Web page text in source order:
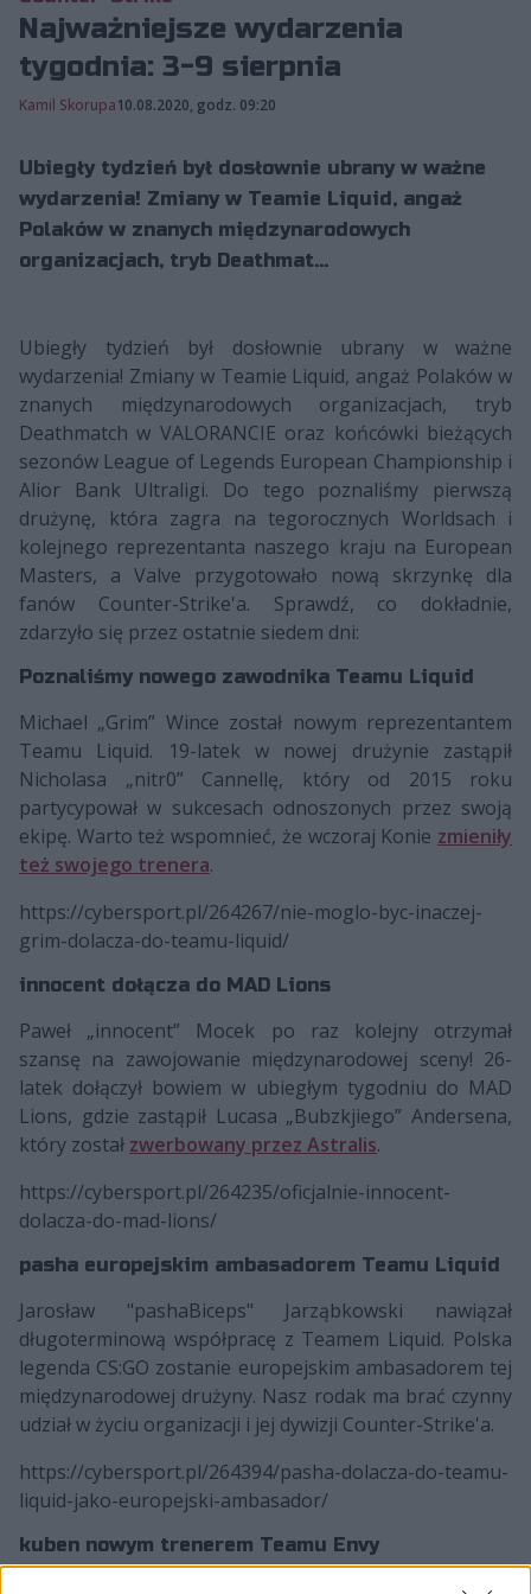
Najważniejsze wydarzenia
tygodnia: 3-9 sierpnia
Kamil Skorupa10.08.2020, godz. 09:20
Ubiegły tydzień był dosłownie ubrany w ważne
wydarzenia! Zmiany w Teamie Liquid, angaż
Polaków w znanych międzynarodowych
organizacjach, tryb Deathmat...
Ubiegły tydzień był dosłownie ubrany w ważne
wydarzenia! Zmiany w Teamie Liquid, angaż Polaków w
znanych międzynarodowych organizacjach, tryb
Deathmatch w VALORANCIE oraz końcówki bieżących
sezonów League of Legends European Championship i
Alior Bank Ultraligi. Do tego poznaliśmy pierwszą
drużynę, która zagra na tegorocznych Worldsach i
kolejnego reprezentanta naszego kraju na European
Masters, a Valve przygotowało nową skrzynkę dla
fanów Counter-Strike'a. Sprawdź, co dokładnie,
zdarzyło się przez ostatnie siedem dni:
Poznaliśmy nowego zawodnika Teamu Liquid
Michael „⁠Grim⁠” Wince został nowym reprezentantem
Teamu Liquid. 19-latek w nowej drużynie zastąpił
Nicholasa „nitr0” Cannellę, który od 2015 roku
partycypował w sukcesach odnoszonych przez swoją
ekipę. Warto też wspomnieć, że wczoraj Konie zmieniły
też swojego trenera.
https://cybersport.pl/264267/nie-moglo-byc-inaczej-
grim-dolacza-do-teamu-liquid/
innocent dołącza do MAD Lions
Paweł „innocent” Mocek po raz kolejny otrzymał
szansę na zawojowanie międzynarodowej sceny! 26-
latek dołączył bowiem w ubiegłym tygodniu do MAD
Lions, gdzie zastąpił Lucasa „Bubzkjiego” Andersena,
który został zwerbowany przez Astralis.
https://cybersport.pl/264235/oficjalnie-innocent-
dolacza-do-mad-lions/
pasha europejskim ambasadorem Teamu Liquid
Jarosław "pashaBiceps" Jarząbkowski nawiązał
długoterminową współpracę z Teamem Liquid. Polska
legenda CS:GO zostanie europejskim ambasadorem tej
międzynarodowej drużyny. Nasz rodak ma brać czynny
udział w życiu organizacji i jej dywizji Counter-Strike'a.
https://cybersport.pl/264394/pasha-dolacza-do-teamu-
liquid-jako-europejski-ambasador/
kuben nowym trenerem Teamu Envy